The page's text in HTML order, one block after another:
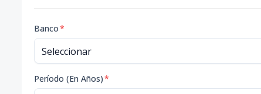
Banco*
Período (En Años)*